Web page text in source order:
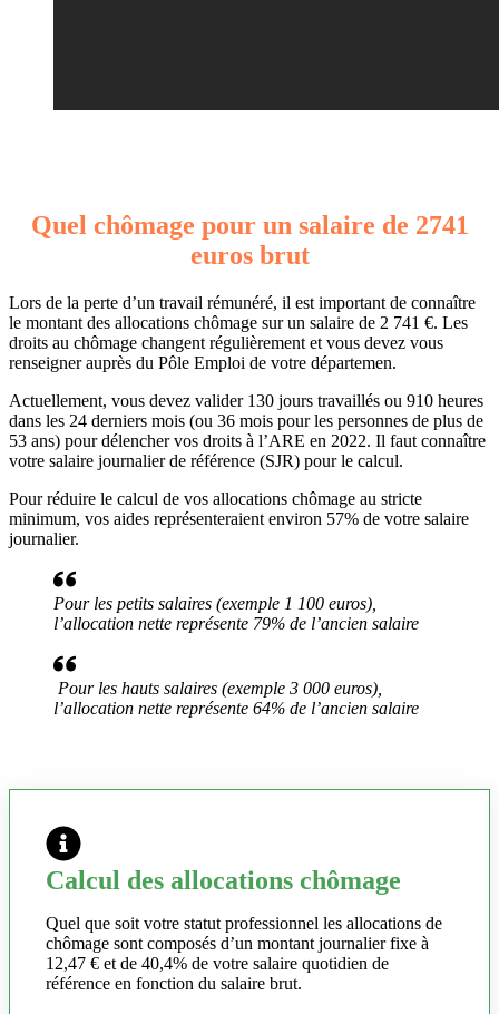
Quel chômage pour un salaire de 2741
euros brut
Lors de la perte d’un travail rémunéré, il est important de connaître
le montant des allocations chômage sur un salaire de 2 741 €. Les
droits au chômage changent régulièrement et vous devez vous
renseigner auprès du Pôle Emploi de votre départemen.
Actuellement, vous devez valider 130 jours travaillés ou 910 heures
dans les 24 derniers mois (ou 36 mois pour les personnes de plus de
53 ans) pour délencher vos droits à l’ARE en 2022. Il faut connaître
votre salaire journalier de référence (SJR) pour le calcul.
Pour réduire le calcul de vos allocations chômage au stricte
minimum, vos aides représenteraient environ 57% de votre salaire
journalier.
Pour les petits salaires (exemple 1 100 euros),
l’allocation nette représente 79% de l’ancien salaire
Pour les hauts salaires (exemple 3 000 euros),
l’allocation nette représente 64% de l’ancien salaire
Calcul des allocations chômage
Quel que soit votre statut professionnel les allocations de
chômage sont composés d’un montant journalier fixe à
12,47 € et de 40,4% de votre salaire quotidien de
référence en fonction du salaire brut.